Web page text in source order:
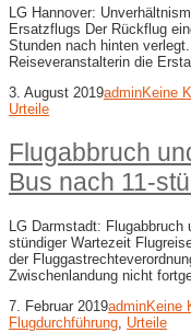
LG Hannover:
Ersatzflugs Der Rückflug
Stunden nach hinten
Reiseveranstalterin die
3. August 2019adminKeine
Urteile
Flugabbruch
Bus nach 11-
LG Darmstadt: Flugabbruch
stündiger Wartezeit
der
Zwischenlandung nicht
7. Februar 2019adminKeine
Flugdurchführung Urteile